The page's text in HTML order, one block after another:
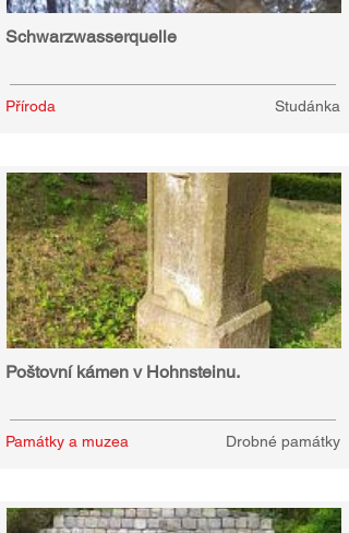
Schwarzwasserquelle
Příroda Studánka
Poštovní kámen v Hohnsteinu.
Památky a muzea Drobné památky